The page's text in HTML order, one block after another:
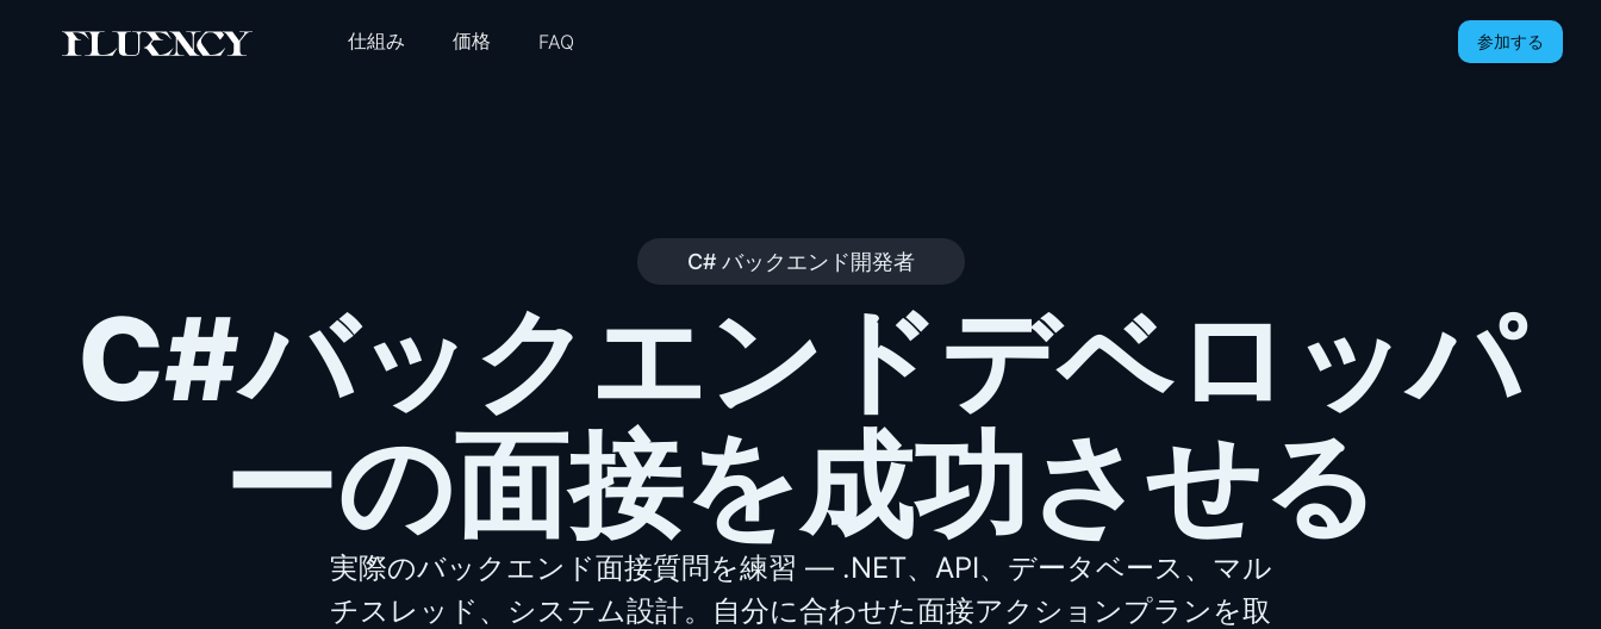
仕組み 価格 FAQ 参加する
C# バックエンド開発者
C#バックエンドデベロッパ
ーの面接を成功させる
実際のバックエンド面接質問を練習 — .NET、API、データベース、マル
チスレッド、システム設計。自分に合わせた面接アクションプランを取